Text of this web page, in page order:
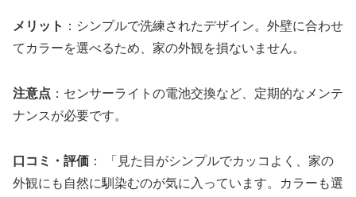
メリット ：シンプルで洗練されたデザイン。外壁に合わせ
てカラーを選べるため、家の外観を損ないません。
注意点 ：センサーライトの電池交換など、定期的なメンテ
ナンスが必要です。
口コミ・評価 ： 「見た目がシンプルでカッコよく、家の
外観にも自然に馴染むのが気に入っています。カラーも選